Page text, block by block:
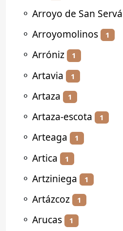
⚬ Arroyo de San
⚬ Arroyomolinos 1
⚬ Arróniz 1
⚬ Artavia 1
⚬ Artaza 1
⚬ Artaza-escota 1
⚬ Arteaga 1
⚬ Artica 1
⚬ Artziniega 1
⚬ Artázcoz 1
⚬ Arucas 1